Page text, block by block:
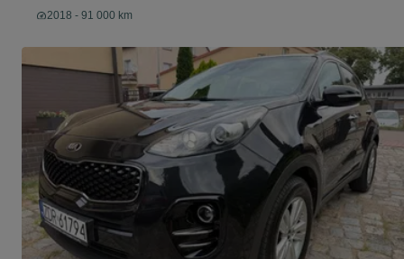
2018 - 91 000 km